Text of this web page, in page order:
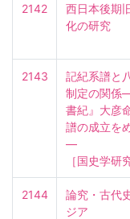
2142
西日本後期
化の研究
2143
記紀系譜と
制定の関係
書紀』大彦
譜の成立を
—
［国史学研
2144
論究・古代
ジア